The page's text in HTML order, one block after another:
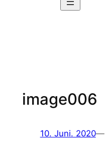
image006
10. Juni. 2020—